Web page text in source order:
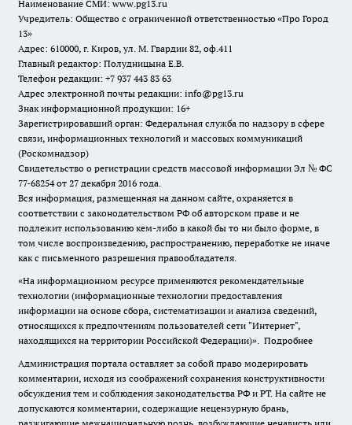
Наименование СМИ: www.pg13.ru
Учредитель: Общество с ограниченной ответственностью «Про Город
13»
Адрес: 610000, г. Киров, ул. М. Гвардии 82, оф.411
Главный редактор: Полудницына Е.В.
Телефон редакции: +7 937 443 83 63
Адрес электронной почты редакции: info@pg13.ru
Знак информационной продукции: 16+
Зарегистрировавший орган: Федеральная служба по надзору в сфере
связи, информационных технологий и массовых коммуникаций
(Роскомнадзор)
Свидетельство о регистрации средств массовой информации Эл № ФС
77-68254 от 27 декабря 2016 года.
Вся информация, размещенная на данном сайте, охраняется в
соответствии с законодательством РФ об авторском праве и не
подлежит использованию кем-либо в какой бы то ни было форме, в
том числе воспроизведению, распространению, переработке не иначе
как с письменного разрешения правообладателя.
«На информационном ресурсе применяются рекомендательные
технологии (информационные технологии предоставления
информации на основе сбора, систематизации и анализа сведений,
относящихся к предпочтениям пользователей сети "Интернет",
находящихся на территории Российской Федерации)». Подробнее
Администрация портала оставляет за собой право модерировать
комментарии, исходя из соображений сохранения конструктивности
обсуждения тем и соблюдения законодательства РФ и РТ. На сайте не
допускаются комментарии, содержащие нецензурную брань,